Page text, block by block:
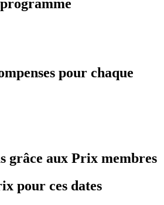
pour chaque
grâce aux Prix membres
pour ces dates